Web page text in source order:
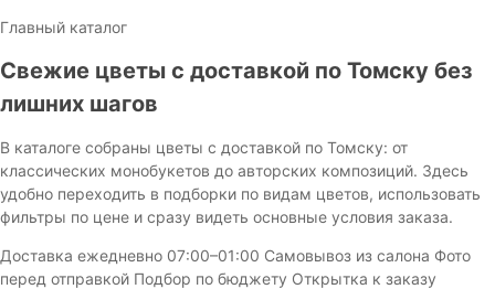
Главный каталог
Свежие цветы с доставкой по Томску без
лишних шагов
В каталоге собраны цветы с доставкой по Томску: от
классических монобукетов до авторских композиций. Здесь
удобно переходить в подборки по видам цветов, использовать
фильтры по цене и сразу видеть основные условия заказа.
Доставка ежедневно 07:00–01:00 Самовывоз из салона Фото
перед отправкой Подбор по бюджету Открытка к заказу